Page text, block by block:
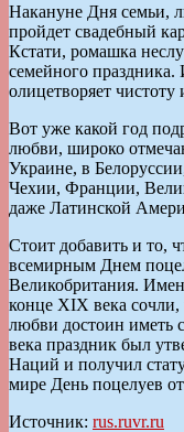
Накануне Дня семьи,
пройдет свадебный
Кстати, ромашка
семейного праздника.
олицетворяет чистоту
Вот уже какой год
любви, широко
Украине, в
Чехии, Франции,
даже Латинской
Стоит добавить и то,
всемирным Днем
Великобритания.
конце XIX века
любви достоин иметь
века праздник был
Наций и получил
мире День поцелуев
Источник: rus.ruvr.ru